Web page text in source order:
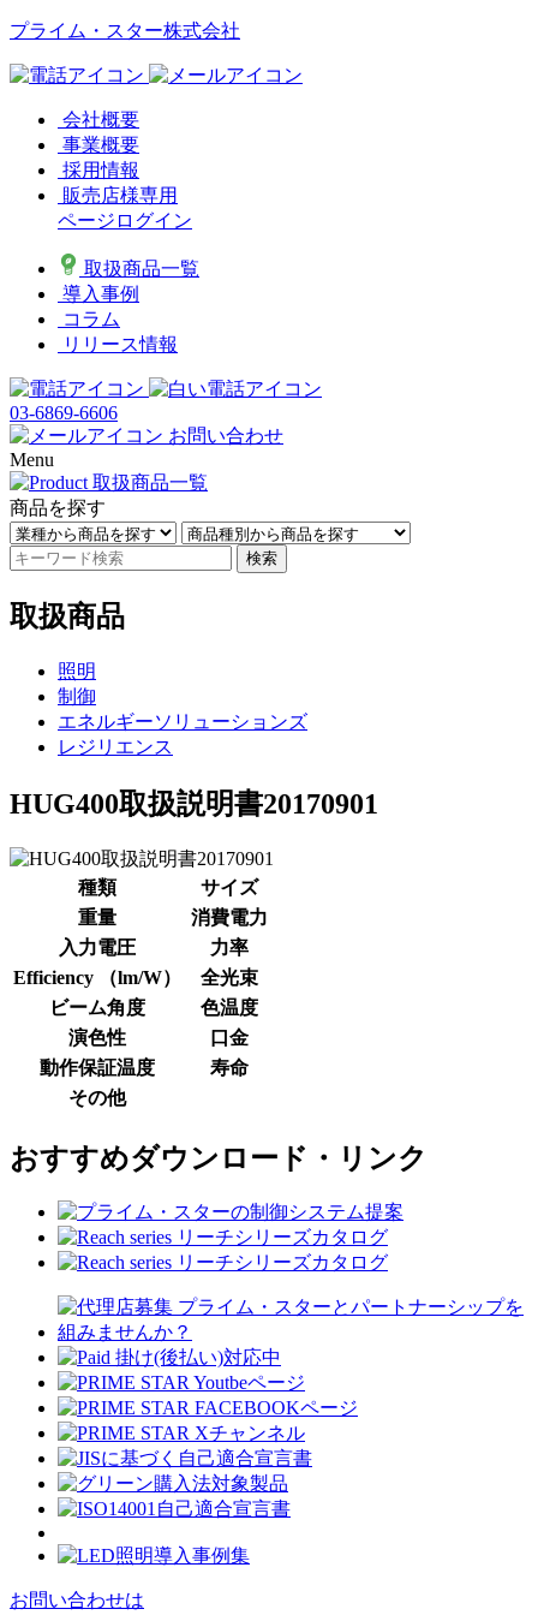
プライム・スター株式会社
会社概要
事業概要
採用情報
販売店様専用
ページログイン
取扱商品一覧
導入事例
コラム
リリース情報
03-6869-6606
お問い合わせ
Menu
商品を探す
検索
取扱商品
照明
制御
エネルギーソリューションズ
レジリエンス
HUG400取扱説明書20170901
種類
サイズ
重量
消費電力
入力電圧
力率
Efficiency （lm/W）
全光束
ビーム角度
色温度
演色性
口金
動作保証温度
寿命
その他
おすすめダウンロード・リンク
お問い合わせは